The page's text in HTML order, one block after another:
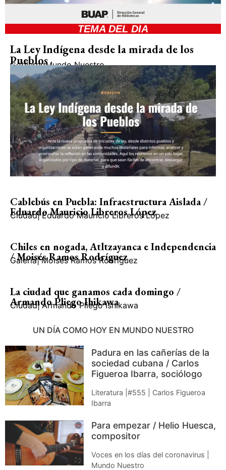
TEMA DEL DIA
La Ley Indígena desde la mirada de los
Pueblos
GobiernoMundo Nuestro
Cablebús en Puebla: Infraestructura Aislada /
Eduardo Mauricio Libreros López
Ciudad| Eduardo Mauricio Libreros López
Chiles en nogada, Atltzayanca e Independencia
/ Moisés Ramos Rodríguez
Galería| Moisés Ramos Rodríguez
La ciudad que ganamos cada domingo /
Armando Pliego Ihikawa
Ciudad| Armando Pliego Ishikawa
UN DÍA COMO HOY EN MUNDO NUESTRO
Padura en las cañerías de la
sociedad cubana / Carlos
Figueroa Ibarra, sociólogo
Literatura |#555 | Carlos Figueroa
Ibarra
Para empezar / Helio Huesca,
compositor
Voces en los días del coronavirus |
Mundo Nuestro